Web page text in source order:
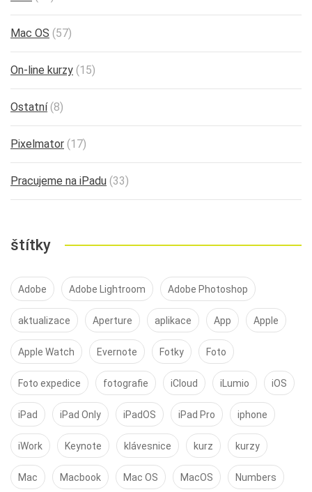
Mac OS (57)
On-line kurzy (15)
Ostatní(8)
Pixelmator (17)
Pracujeme na iPadu (33)
štítky
Adobe Adobe Lightroom Adobe Photoshop
aktualizace Aperture aplikace App Apple
Apple Watch Evernote Fotky Foto
Foto expedice fotografie iCloud iLumio iOS
iPad iPad Only iPadOS iPad Pro iphone
iWork Keynote klávesnice kurz kurzy
Mac Macbook Mac OS MacOS Numbers